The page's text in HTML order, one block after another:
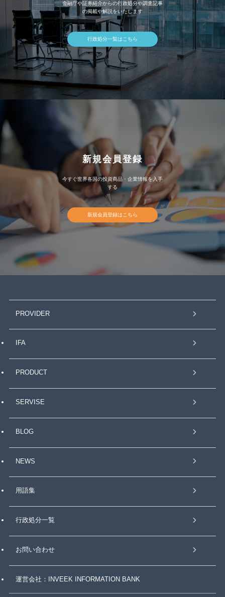
金融庁や証券紹介からの行政処分や調査記事
の掲載や解説をいたします
行政処分一覧はこちら
新規会員登録
今すぐ世界各国の投資商品・企業情報を入手
する
新規会員登録はこちら
PROVIDER
IFA
PRODUCT
SERVISE
BLOG
NEWS
用語集
行政処分一覧
お問い合わせ
運営会社：INVEEK INFORMATION BANK